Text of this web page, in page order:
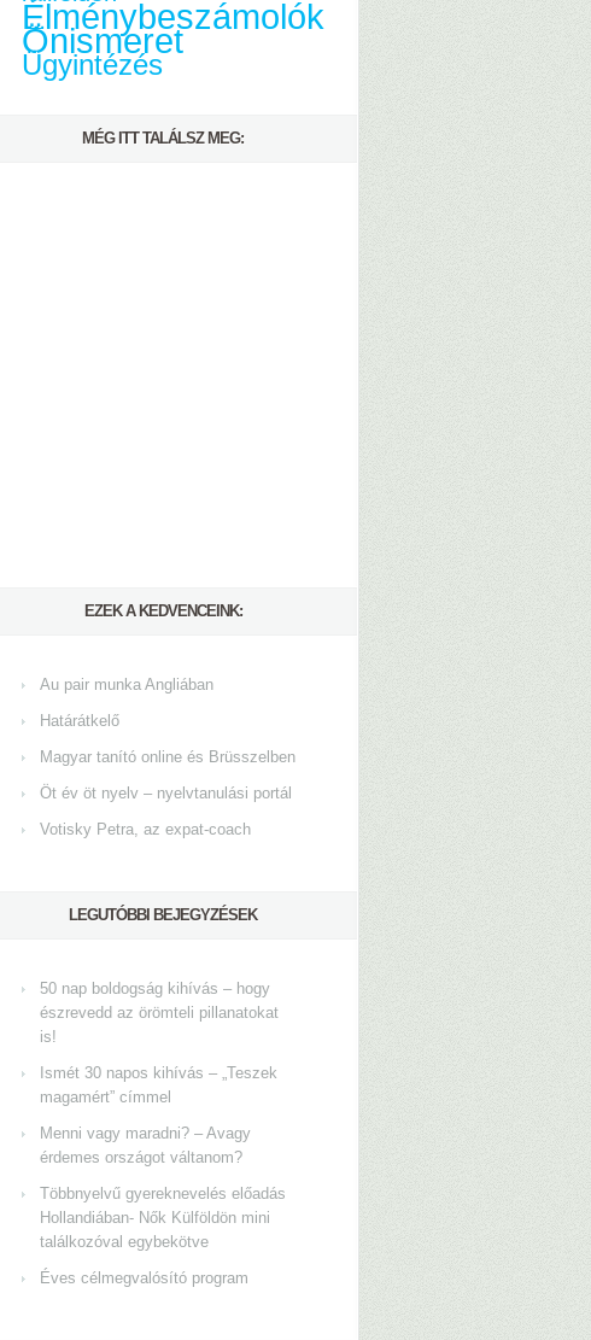
Élménybeszámolók
Önismeret
Ügyintézés
MÉG ITT TALÁLSZ MEG:
EZEK A KEDVENCEINK:
Au pair munka Angliában
Határátkelő
Magyar tanító online és Brüsszelben
Öt év öt nyelv – nyelvtanulási portál
Votisky Petra, az expat-coach
LEGUTÓBBI BEJEGYZÉSEK
50 nap boldogság kihívás – hogy
észrevedd az örömteli pillanatokat
is!
Ismét 30 napos kihívás – „Teszek
magamért” címmel
Menni vagy maradni? – Avagy
érdemes országot váltanom?
Többnyelvű gyereknevelés előadás
Hollandiában- Nők Külföldön mini
találkozóval egybekötve
Éves célmegvalósító program